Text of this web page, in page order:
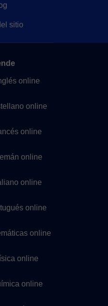
sitio
online
online
online
online
online
online
online
online
online